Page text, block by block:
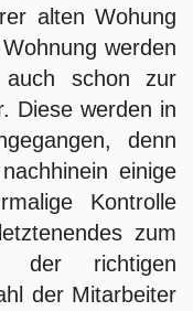
alten Wohung
werden
schon zur
Diese werden in
denn
einige
Kontrolle
zum
der richtigen
der Mitarbeiter